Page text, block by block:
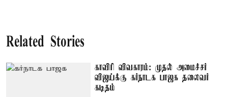
Related Stories
காவிரி விவகாரம்: முதல் அமைச்சர்
விஜய்க்கு கர்நாடக பாஜக தலைவர்
கடிதம்